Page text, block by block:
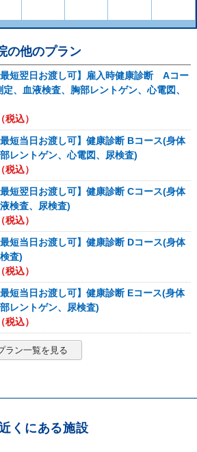
の他のプラン
最短翌日お渡し可】雇入時健康診断 Aコー
定、血液検査、胸部レントゲン、心電図、
税込）
最短当日お渡し可】健康診断 Bコース(身体
レントゲン、心電図、尿検査)
税込）
最短翌日お渡し可】健康診断 Cコース(身体
検査、尿検査)
税込）
最短当日お渡し可】健康診断 Dコース(身体
査)
税込）
最短当日お渡し可】健康診断 Eコース(身体
レントゲン、尿検査)
税込）
ラン一覧を見る
くにある施設